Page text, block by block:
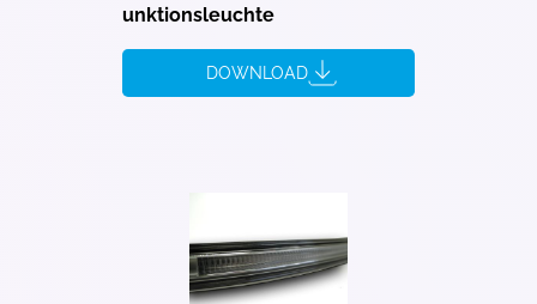
unktionsleuchte
DOWNLOAD